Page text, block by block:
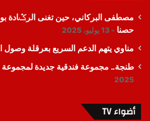
مصطفى البركاني، حين تغنى الرݣادة
حصنا
13 يوليو، 2025
مناوي يتهم الدعم السريع بعرقلة وصول
طنجة.. مجموعة فندقية جديدة لمجموعة
2025
أضواء TV